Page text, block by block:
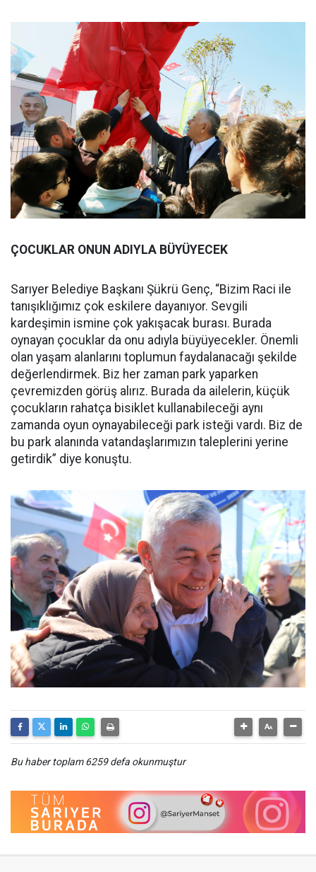
ÇOCUKLAR ONUN ADIYLA BÜYÜYECEK
Sarıyer Belediye Başkanı Şükrü Genç, “Bizim Raci ile
tanışıklığımız çok eskilere dayanıyor. Sevgili
kardeşimin ismine çok yakışacak burası. Burada
oynayan çocuklar da onu adıyla büyüyecekler. Önemli
olan yaşam alanlarını toplumun faydalanacağı şekilde
değerlendirmek. Biz her zaman park yaparken
çevremizden görüş alırız. Burada da ailelerin, küçük
çocukların rahatça bisiklet kullanabileceği aynı
zamanda oyun oynayabileceği park isteği vardı. Biz de
bu park alanında vatandaşlarımızın taleplerini yerine
getirdik” diye konuştu.
Bu haber toplam 6259 defa okunmuştur